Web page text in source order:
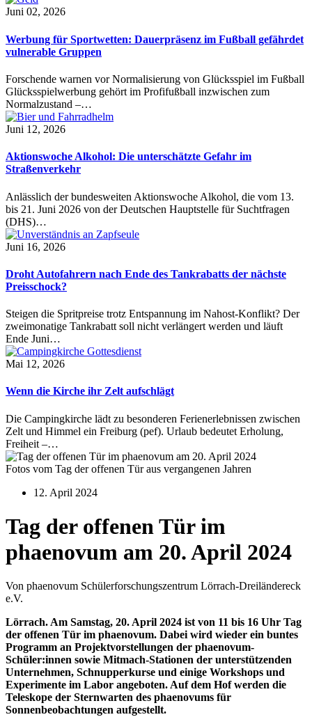
Juni 02, 2026
Werbung für Sportwetten: Dauerpräsenz im Fußball gefährdet
vulnerable Gruppen
Forschende warnen vor Normalisierung von Glücksspiel im Fußball
Glücksspielwerbung gehört im Profifußball inzwischen zum
Normalzustand –…
Juni 12, 2026
Aktionswoche Alkohol: Die unterschätzte Gefahr im
Straßenverkehr
Anlässlich der bundesweiten Aktionswoche Alkohol, die vom 13.
bis 21. Juni 2026 von der Deutschen Hauptstelle für Suchtfragen
(DHS)…
Juni 16, 2026
Droht Autofahrern nach Ende des Tankrabatts der nächste
Preisschock?
Steigen die Spritpreise trotz Entspannung im Nahost-Konflikt? Der
zweimonatige Tankrabatt soll nicht verlängert werden und läuft
Ende Juni…
Mai 12, 2026
Wenn die Kirche ihr Zelt aufschlägt
Die Campingkirche lädt zu besonderen Ferienerlebnissen zwischen
Zelt und Himmel ein Freiburg (pef). Urlaub bedeutet Erholung,
Freiheit –…
Fotos vom Tag der offenen Tür aus vergangenen Jahren
12. April 2024
Tag der offenen Tür im
phaenovum am 20. April 2024
Von phaenovum Schülerforschungszentrum Lörrach-Dreiländereck
e.V.
Lörrach. Am Samstag, 20. April 2024 ist von 11 bis 16 Uhr Tag
der offenen Tür im phaenovum. Dabei wird wieder ein buntes
Programm an Projektvorstellungen der phaenovum-
Schüler:innen sowie Mitmach-Stationen der unterstützenden
Unternehmen, Schnupperkurse und einige Workshops und
Experimente im Labor angeboten. Auf dem Hof werden die
Teleskope der Sternwarten des phaenovums für
Sonnenbeobachtungen aufgestellt.